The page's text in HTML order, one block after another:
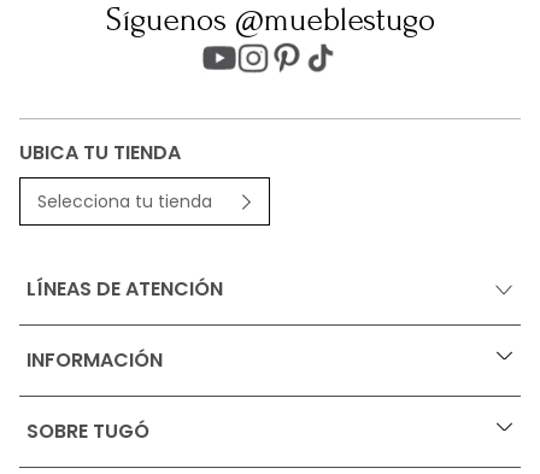
Síguenos @mueblestugo
UBICA TU TIENDA
Selecciona tu tienda
LÍNEAS DE ATENCIÓN
INFORMACIÓN +
Ofertas vigentes
Términos, condiciones y restricciones para productos
SOBRE TUGÓ +